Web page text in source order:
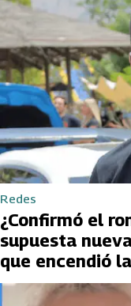
Redes
¿Confirmó el
supuesta
que encendió